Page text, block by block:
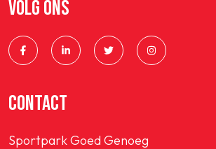
VOLG ONS
CONTACT
Sportpark Goed Genoeg